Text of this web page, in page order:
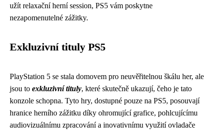
užít relaxační herní session, PS5 vám poskytne
nezapomenutelné zážitky.
Exkluzivní tituly PS5
PlayStation 5 se stala domovem pro neuvěřitelnou škálu her, ale
jsou to exkluzivní tituly, které skutečně ukazují, čeho je tato
konzole schopna. Tyto hry, dostupné pouze na PS5, posouvají
hranice herního zážitku díky ohromující grafice, pohlcujícímu
audiovizuálnímu zpracování a inovativnímu využití ovladače